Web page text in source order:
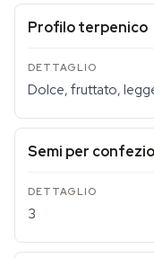
Profilo terpenico
Dolce, fruttato,
Semi per
3